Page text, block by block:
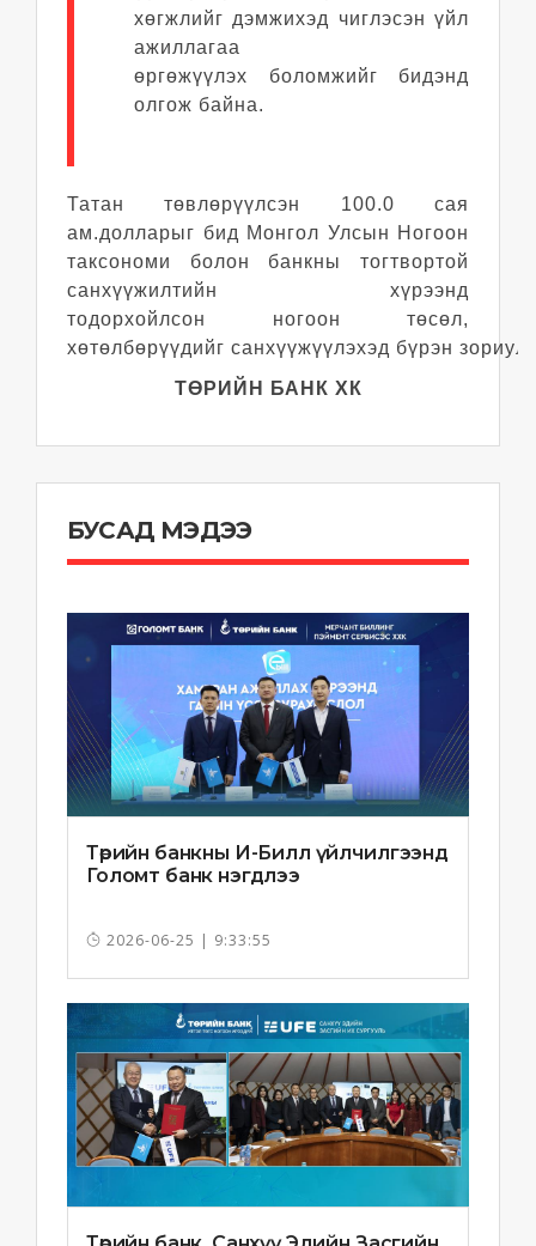
хөгжлийг дэмжихэд чиглэсэн үйл
ажиллагаа
өргөжүүлэх боломжийг бидэнд
олгож байна.
Татан төвлөрүүлсэн 100.0 сая
ам.долларыг бид Монгол Улсын Ногоон
таксономи болон банкны тогтвортой
санхүүжилтийн хүрээнд
тодорхойлсон ногоон төсөл,
хөтөлбөрүүдийг санхүүжүүлэхэд бүрэн
ТӨРИЙН БАНК ХК
БУСАД МЭДЭЭ
Төрийн банкны И-Билл үйлчилгээнд
Голомт банк нэгдлээ
2026-06-25 | 9:33:55